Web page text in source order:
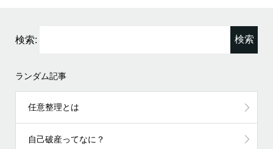
検索:
ランダム記事
任意整理とは
自己破産ってなに？